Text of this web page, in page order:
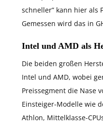
schneller” kann hier als
Gemessen wird das in
Intel und AMD als
Die beiden großen
Intel und AMD, wobei
Preissegment die Nase
Einsteiger-Modelle wie
Athlon, Mittelklasse-